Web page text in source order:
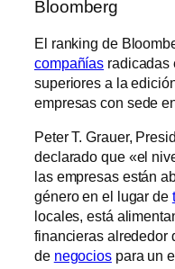
Bloomberg
El ranking de
compañías radicadas
superiores a la
empresas con sede
Peter T. Grauer,
declarado que «el
las empresas están
género en el lugar de
locales, está
financieras alrededor
de negociospara un